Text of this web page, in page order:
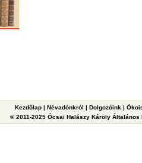
Kezdőlap | Névadónkról | Dolgozóink |
© 2011-2025 Ócsai Halászy Károly